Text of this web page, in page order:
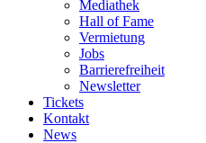
Mediathek
Hall of Fame
Vermietung
Jobs
Barrierefreiheit
Newsletter
Tickets
Kontakt
News